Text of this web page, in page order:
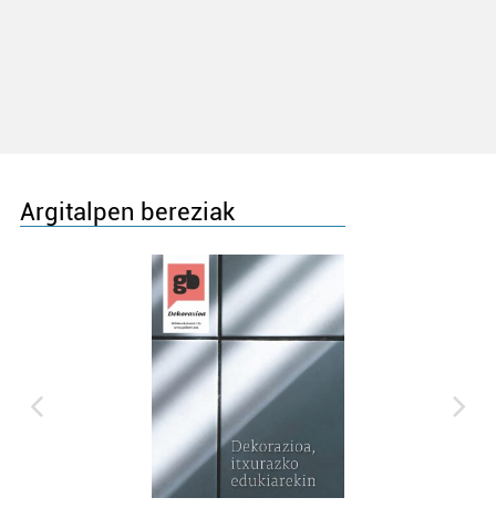
Argitalpen bereziak